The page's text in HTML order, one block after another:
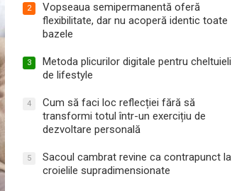
2
Vopseaua semipermanentă oferă
flexibilitate, dar nu acoperă identic toate
bazele
3
Metoda plicurilor digitale pentru cheltuieli
de lifestyle
4
Cum să faci loc reflecției fără să
transformi totul într-un exercițiu de
dezvoltare personală
5
Sacoul cambrat revine ca contrapunct la
croielile supradimensionate